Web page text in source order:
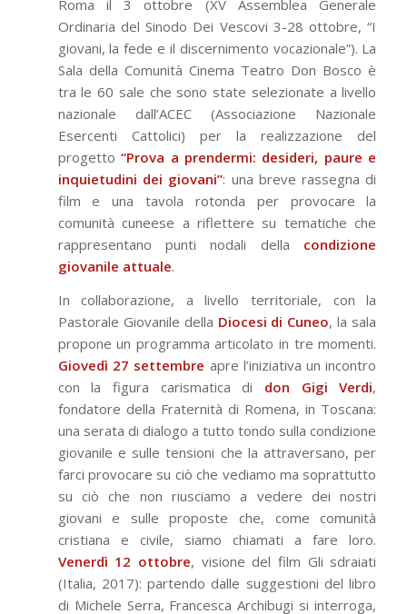
Roma il 3 ottobre (XV Assemblea Generale
Ordinaria del Sinodo Dei Vescovi 3-28 ottobre, “I
giovani, la fede e il discernimento vocazionale”). La
Sala della Comunità Cinema Teatro Don Bosco è
tra le 60 sale che sono state selezionate a livello
nazionale dall’ACEC (Associazione Nazionale
Esercenti Cattolici) per la realizzazione del
progetto“Prova a prendermi: desideri, paure e
inquietudini dei giovani”: una breve rassegna di
film e una tavola rotonda per provocare la
comunità cuneese a riflettere su tematiche che
rappresentano punti nodali della condizione
giovanile attuale.
In collaborazione, a livello territoriale, con la
Pastorale Giovanile della Diocesi di Cuneo, la sala
propone un programma articolato in tre momenti.
Giovedì 27 settembre apre l’iniziativa un incontro
con la figura carismatica di don Gigi Verdi,
fondatore della Fraternità di Romena, in Toscana:
una serata di dialogo a tutto tondo sulla condizione
giovanile e sulle tensioni che la attraversano, per
farci provocare su ciò che vediamo ma soprattutto
su ciò che non riusciamo a vedere dei nostri
giovani e sulle proposte che, come comunità
cristiana e civile, siamo chiamati a fare loro.
Venerdì 12 ottobre, visione del film Gli sdraiati
(Italia, 2017): partendo dalle suggestioni del libro
di Michele Serra, Francesca Archibugi si interroga,